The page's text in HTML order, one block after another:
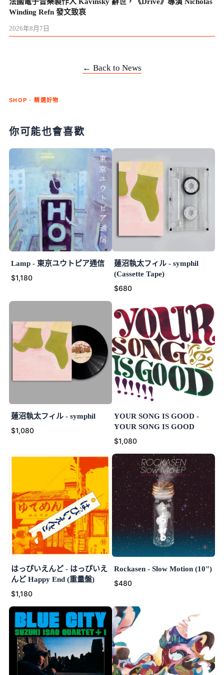
Winding Refn 發文致哀
2026年8月7日
← Back to News
SHOP · 精選好物
你可能也會喜歡
Lamp - 東京ユウトピア通信
$1,180
蓮沼執太フィル - symphil
(Cassette Tape)
$680
蓮沼執太フィル - symphil
$1,080
YOUR SONG IS GOOD -
YOUR SONG IS GOOD
$1,080
はっぴいえんど - はっぴいえ
んど Happy End (重量盤)
$1,180
Rockasen - Slow Motion (10")
$480